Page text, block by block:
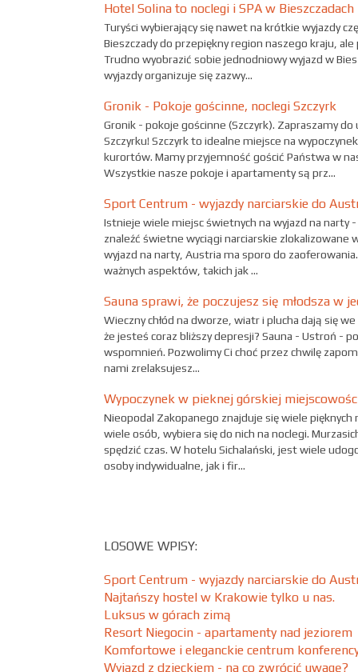
Hotel Solina to noclegi i SPA w Bieszczadach
Turyści wybierający się nawet na krótkie wyjazdy
Bieszczady do przepiękny region naszego kraju, ale
Trudno wyobrazić sobie jednodniowy wyjazd w
wyjazdy organizuje się zazwy...
Gronik - Pokoje gościnne, noclegi Szczyrk
Gronik - pokoje gościnne (Szczyrk). Zapraszamy
Szczyrku! Szczyrk to idealne miejsce na
kurortów. Mamy przyjemność gościć Państwa w
Wszystkie nasze pokoje i apartamenty są prz...
Sport Centrum - wyjazdy narciarskie do
Istnieje wiele miejsc świetnych na wyjazd na narty
znaleźć świetne wyciągi narciarskie zlokalizowane
wyjazd na narty, Austria ma sporo do
ważnych aspektów, takich jak ...
Sauna sprawi, że poczujesz się młodsza w
Wieczny chłód na dworze, wiatr i plucha dają się
że jesteś coraz bliższy depresji? Sauna - Ustroń -
wspomnień. Pozwolimy Ci choć przez chwilę
nami zrelaksujesz...
Wypoczynek w pieknej górskiej
Nieopodal Zakopanego znajduje się wiele
wiele osób, wybiera się do nich na noclegi.
spędzić czas. W hotelu Sichalański, jest wiele
osoby indywidualne, jak i fir...
LOSOWE WPISY:
Sport Centrum - wyjazdy narciarskie do
Najtańszy hostel w Krakowie tylko u nas.
Luksus w górach zimą
Resort Niegocin - apartamenty nad jeziorem
Komfortowe i eleganckie centrum
Wyjazd z dzieckiem - na co zwrócić uwagę?